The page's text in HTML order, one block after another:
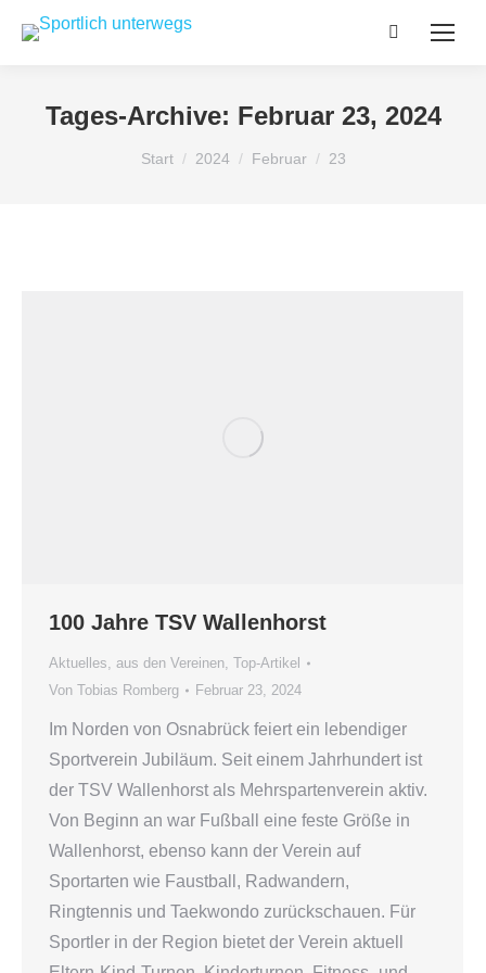
Search:
Tages-Archive: Februar 23, 2024
Sie befinden sich hier:
Start 2024 Februar 23
100 Jahre TSV Wallenhorst
Aktuelles, aus den Vereinen, Top-Artikel
Von Tobias Romberg Februar 23, 2024
Im Norden von Osnabrück feiert ein lebendiger
Sportverein Jubiläum. Seit einem Jahrhundert ist
der TSV Wallenhorst als Mehrspartenverein aktiv.
Von Beginn an war Fußball eine feste Größe in
Wallenhorst, ebenso kann der Verein auf
Sportarten wie Faustball, Radwandern,
Ringtennis und Taekwondo zurückschauen. Für
Sportler in der Region bietet der Verein aktuell